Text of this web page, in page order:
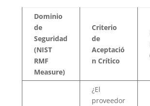
Dominio
de
Seguridad
(NIST
RMF
Measure)
Criterio
de
Aceptació
n Crítico
¿El
proveedor